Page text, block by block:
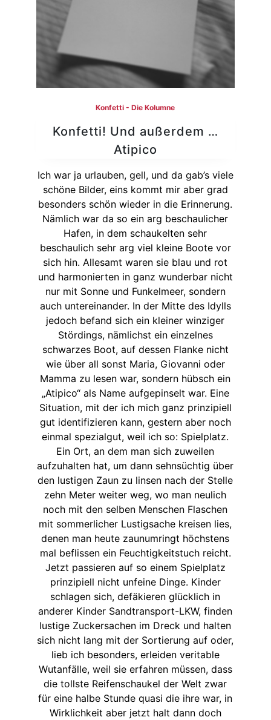
Konfetti - Die Kolumne
Konfetti! Und außerdem …
Atipico
Ich war ja urlauben, gell, und da gab’s viele
schöne Bilder, eins kommt mir aber grad
besonders schön wieder in die Erinnerung.
Nämlich war da so ein arg beschaulicher
Hafen, in dem schaukelten sehr
beschaulich sehr arg viel kleine Boote vor
sich hin. Allesamt waren sie blau und rot
und harmonierten in ganz wunderbar nicht
nur mit Sonne und Funkelmeer, sondern
auch untereinander. In der Mitte des Idylls
jedoch befand sich ein kleiner winziger
Stördings, nämlichst ein einzelnes
schwarzes Boot, auf dessen Flanke nicht
wie über all sonst Maria, Giovanni oder
Mamma zu lesen war, sondern hübsch ein
„Atipico“ als Name aufgepinselt war. Eine
Situation, mit der ich mich ganz prinzipiell
gut identifizieren kann, gestern aber noch
einmal spezialgut, weil ich so: Spielplatz.
Ein Ort, an dem man sich zuweilen
aufzuhalten hat, um dann sehnsüchtig über
den lustigen Zaun zu linsen nach der Stelle
zehn Meter weiter weg, wo man neulich
noch mit den selben Menschen Flaschen
mit sommerlicher Lustigsache kreisen lies,
denen man heute zaunumringt höchstens
mal beflissen ein Feuchtigkeitstuch reicht.
Jetzt passieren auf so einem Spielplatz
prinzipiell nicht unfeine Dinge. Kinder
schlagen sich, defäkieren glücklich in
anderer Kinder Sandtransport-LKW, finden
lustige Zuckersachen im Dreck und halten
sich nicht lang mit der Sortierung auf oder,
lieb ich besonders, erleiden veritable
Wutanfälle, weil sie erfahren müssen, dass
die tollste Reifenschaukel der Welt zwar
für eine halbe Stunde quasi die ihre war, in
Wirklichkeit aber jetzt halt dann doch